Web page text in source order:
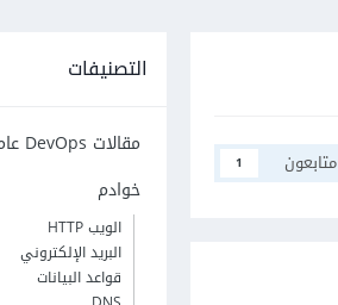
متابعون 1
التصنيفات
مقالات DevOps عامة
خوادم
الويب HTTP
البريد الإلكتروني
قواعد البيانات